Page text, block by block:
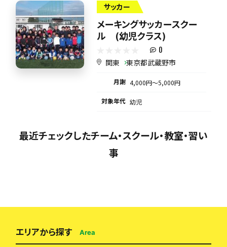
サッカー
メーキングサッカースクー
ル (幼児クラス)
0
関東 東京都武蔵野市
月謝 4,000円〜5,000円
対象年代 幼児
最近チェックしたチーム・スクール・教室・習い
事
エリアから探す Area